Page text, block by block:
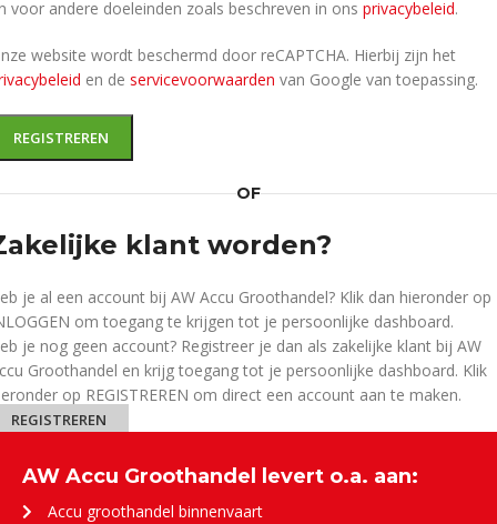
voor andere doeleinden zoals beschreven in ons privacybeleid.
website wordt beschermd door reCAPTCHA. Hierbij zijn het
en de servicevoorwaarden van Google van toepassing.
REGISTREREN
OF
klant worden?
je al een account bij AW Accu Groothandel? Klik dan hieronder op
om toegang te krijgen tot je persoonlijke dashboard.
je nog geen account? Registreer je dan als zakelijke klant bij AW
Groothandel en krijg toegang tot je persoonlijke dashboard. Klik
op REGISTREREN om direct een account aan te maken.
REGISTREREN
AW Accu Groothandel levert o.a. aan:
Accu groothandel binnenvaart